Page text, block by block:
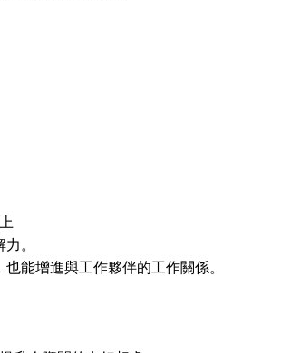
。
能增進與工作夥伴的工作關係。